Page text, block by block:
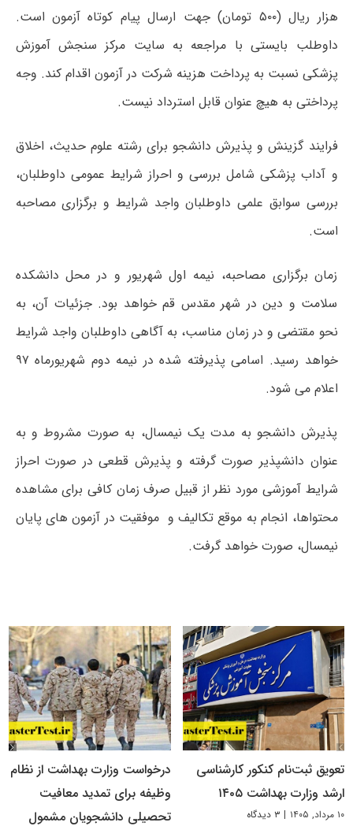
هزار ریال (۵۰۰ تومان) جهت ارسال پیام کوتاه آزمون است.
داوطلب بایستی با مراجعه به سایت مرکز سنجش آموزش
پزشکی نسبت به پرداخت هزینه شرکت در آزمون اقدام کند. وجه
پرداختی به هیچ عنوان قابل استرداد نیست.
فرایند گزینش و پذیرش دانشجو برای رشته علوم حدیث، اخلاق
و آداب پزشکی شامل بررسی و احراز شرایط عمومی داوطلبان،
بررسی سوابق علمی داوطلبان واجد شرایط و برگزاری مصاحبه
است.
زمان برگزاری مصاحبه، نیمه اول شهریور و در محل دانشکده
سلامت و دین در شهر مقدس قم خواهد بود. جزئیات آن، به
نحو مقتضی و در زمان مناسب، به آگاهی داوطلبان واجد شرایط
خواهد رسید. اسامی پذیرفته شده در نیمه دوم شهریورماه ۹۷
اعلام می شود.
پذیرش دانشجو به مدت یک نیمسال، به صورت مشروط و به
عنوان دانشپذیر صورت گرفته و پذیرش قطعی در صورت احراز
شرایط آموزشی مورد نظر از قبیل صرف زمان کافی برای مشاهده
محتواها، انجام به موقع تکالیف و موفقیت در آزمون های پایان
نیمسال، صورت خواهد گرفت.
تعویق ثبت‌نام کنکور کارشناسی
ارشد وزارت بهداشت ۱۴۰۵
۱۰ مرداد, ۱۴۰۵ | ۳ دیدگاه
درخواست وزارت بهداشت از نظام
وظیفه برای تمدید معافیت
تحصیلی دانشجویان مشمول